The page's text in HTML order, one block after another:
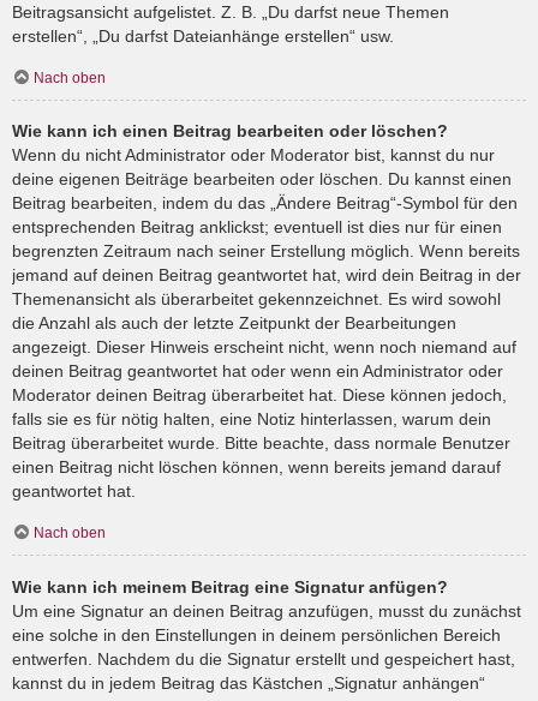
Beitragsansicht aufgelistet. Z. B. „Du darfst neue Themen
erstellen“, „Du darfst Dateianhänge erstellen“ usw.
Nach oben
Wie kann ich einen Beitrag bearbeiten oder löschen?
Wenn du nicht Administrator oder Moderator bist, kannst du nur
deine eigenen Beiträge bearbeiten oder löschen. Du kannst einen
Beitrag bearbeiten, indem du das „Ändere Beitrag“-Symbol für den
entsprechenden Beitrag anklickst; eventuell ist dies nur für einen
begrenzten Zeitraum nach seiner Erstellung möglich. Wenn bereits
jemand auf deinen Beitrag geantwortet hat, wird dein Beitrag in der
Themenansicht als überarbeitet gekennzeichnet. Es wird sowohl
die Anzahl als auch der letzte Zeitpunkt der Bearbeitungen
angezeigt. Dieser Hinweis erscheint nicht, wenn noch niemand auf
deinen Beitrag geantwortet hat oder wenn ein Administrator oder
Moderator deinen Beitrag überarbeitet hat. Diese können jedoch,
falls sie es für nötig halten, eine Notiz hinterlassen, warum dein
Beitrag überarbeitet wurde. Bitte beachte, dass normale Benutzer
einen Beitrag nicht löschen können, wenn bereits jemand darauf
geantwortet hat.
Nach oben
Wie kann ich meinem Beitrag eine Signatur anfügen?
Um eine Signatur an deinen Beitrag anzufügen, musst du zunächst
eine solche in den Einstellungen in deinem persönlichen Bereich
entwerfen. Nachdem du die Signatur erstellt und gespeichert hast,
kannst du in jedem Beitrag das Kästchen „Signatur anhängen“